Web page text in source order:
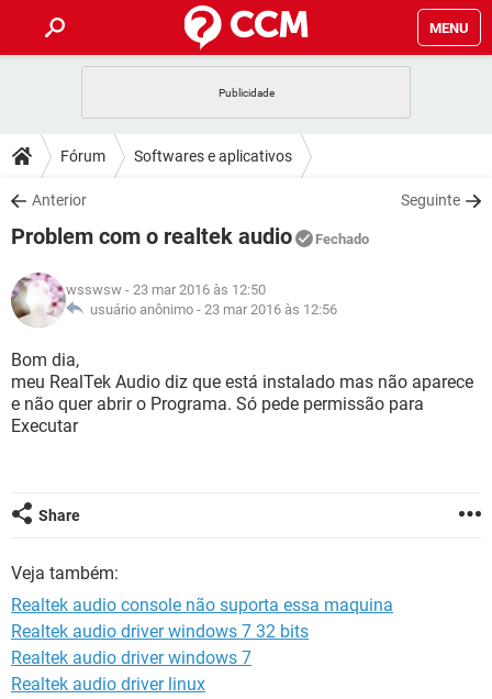
MENU
CELULAR FACEBOOK
OUTLOOK
INSTAGRAM GMAIL
GUIA DE COMPRAS
DICAS
JOGOS WHATSAPP
INSTAGRAM GMAIL
GUIA DE COMPRAS
DOWNLOADS
JOGOS WHATSAPP
CELULAR
OUTLOOK EXCEL
INSTAGRAM
GUIA DE COMPRAS
JOGOS WHATSAPP
CELULAR
OUTLOOK
INSTAGRAM GMAIL
GLOSSÁRIO
JOGOS
CELULAR FACEBOOK
OUTLOOK
GUIA DE COMPRAS
Fórum Softwares e aplicativos
Anterior Seguinte
Problem com o realtek audio Fechado
wsswsw - 23 mar 2016 às 12:50
usuário anônimo - 23 mar 2016 às 12:56
Bom dia,
meu RealTek Audio diz que está instalado mas não aparece
e não quer abrir o Programa. Só pede permissão para
Executar
Share
Veja também:
Realtek audio console não suporta essa maquina
Realtek audio driver windows 7 32 bits
Realtek audio driver windows 7
Realtek audio driver linux